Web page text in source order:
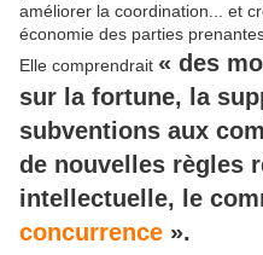
améliorer la coordination... et
économie des parties
Elle comprendrait « des
sur la fortune, la
subventions aux
de nouvelles règles
intellectuelle, le
concurrence ».